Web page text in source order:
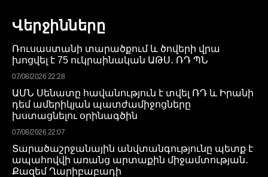
Վերջինները
Ռուսաստանի տարածքում և ծովերի վրա
խոցվել է 75 ուկրաինական ԱԹՍ․ ՌԴ ՊՆ
07/08/2026 22:28
ԱՄՆ Սենատը հավանություն է տվել ՌԴ և Իրանի
դեմ ամերիկյան պատժամիջոցները
խստացնելու օրինագծին
07/08/2026 22:07
Տարածաշրջանային անվտանգությունը պետք է
ապահովվի առանց արտաքին միջամտության․
Քազեմ Ղարիբաբադի